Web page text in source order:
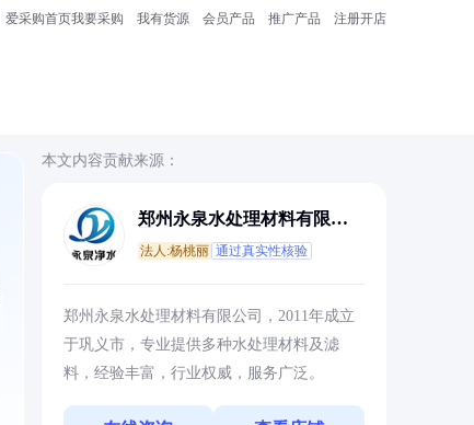
爱采购首页我要采购 我有货源 会员产品 推广产品 注册开店
本文内容贡献来源：
郑州永泉水处理材料有限公
法人:杨桃丽 通过真实性核验
郑州永泉水处理材料有限公司，2011年成立
于巩义市，专业提供多种水处理材料及滤
料，经验丰富，行业权威，服务广泛。